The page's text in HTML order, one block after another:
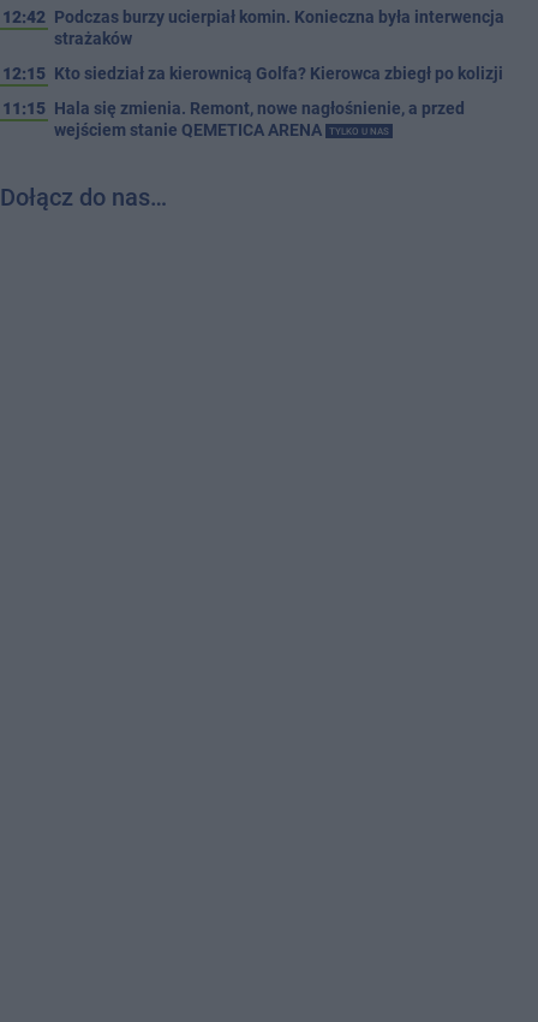
12:42 Podczas burzy ucierpiał komin. Konieczna była interwencja
strażaków
12:15 Kto siedział za kierownicą Golfa? Kierowca zbiegł po kolizji
11:15 Hala się zmienia. Remont, nowe nagłośnienie, a przed
wejściem stanie QEMETICA ARENA
TYLKO U NAS
Dołącz do nas…